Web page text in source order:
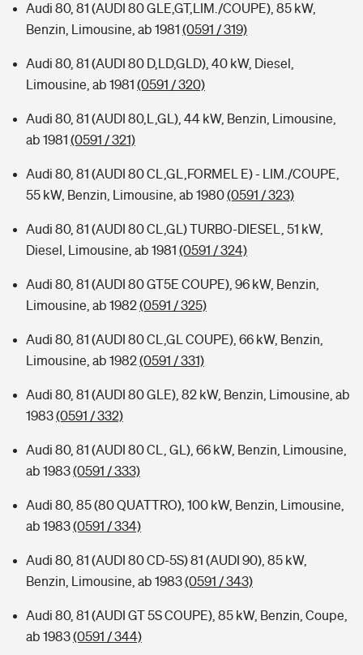
Audi 80, 81 (AUDI 80 GLE,GT,LIM./COUPE), 85 kW,
Benzin, Limousine, ab 1981 (0591 / 319)
Audi 80, 81 (AUDI 80 D,LD,GLD), 40 kW, Diesel,
Limousine, ab 1981 (0591 / 320)
Audi 80, 81 (AUDI 80,L,GL), 44 kW, Benzin, Limousine,
ab 1981 (0591 / 321)
Audi 80, 81 (AUDI 80 CL,GL,FORMEL E) - LIM./COUPE,
55 kW, Benzin, Limousine, ab 1980(0591 / 323)
Audi 80, 81 (AUDI 80 CL,GL) TURBO-DIESEL, 51 kW,
Diesel, Limousine, ab 1981 (0591 / 324)
Audi 80, 81 (AUDI 80 GT5E COUPE), 96 kW, Benzin,
Limousine, ab 1982(0591 / 325)
Audi 80, 81 (AUDI 80 CL,GL COUPE), 66 kW, Benzin,
Limousine, ab 1982(0591 / 331)
Audi 80, 81 (AUDI 80 GLE), 82 kW, Benzin, Limousine, ab
1983(0591 / 332)
Audi 80, 81 (AUDI 80 CL, GL), 66 kW, Benzin, Limousine,
ab 1983(0591 / 333)
Audi 80, 85 (80 QUATTRO), 100 kW, Benzin, Limousine,
ab 1983(0591 / 334)
Audi 80, 81 (AUDI 80 CD-5S) 81 (AUDI 90), 85 kW,
Benzin, Limousine, ab 1983(0591 / 343)
Audi 80, 81 (AUDI GT 5S COUPE), 85 kW, Benzin, Coupe,
ab 1983(0591 / 344)